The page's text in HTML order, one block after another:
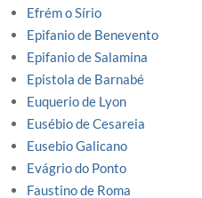
Efrém o Sírio
Epifanio de Benevento
Epifanio de Salamina
Epistola de Barnabé
Euquerio de Lyon
Eusébio de Cesareia
Eusebio Galicano
Evágrio do Ponto
Faustino de Roma